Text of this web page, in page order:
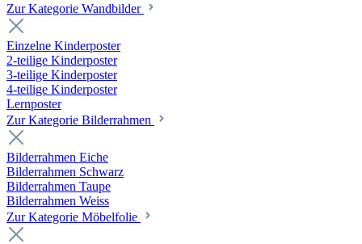
Zur Kategorie Wandbilder
Einzelne Kinderposter
2-teilige Kinderposter
3-teilige Kinderposter
4-teilige Kinderposter
Lernposter
Zur Kategorie Bilderrahmen
Bilderrahmen Eiche
Bilderrahmen Schwarz
Bilderrahmen Taupe
Bilderrahmen Weiss
Zur Kategorie Möbelfolie